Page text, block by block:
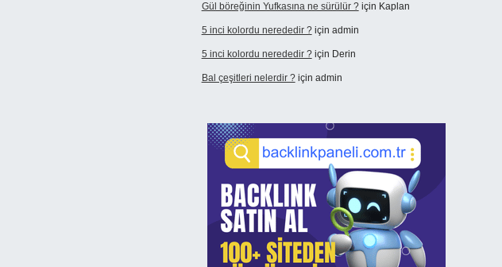
Gül böreğinin Yufkasına ne sürülür ?için Kaplan
5 inci kolordu nerededir ?için admin
5 inci kolordu nerededir ?için Derin
Bal çeşitleri nelerdir ?için admin